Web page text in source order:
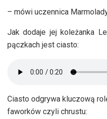
– mówi uczennica
Jak dodaje jej koleżanka
pączkach jest ciasto:
Ciasto odgrywa kluczową
faworków czyli chrustu: